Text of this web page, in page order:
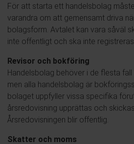
För att starta ett handelsbolag
varandra om att gemensamt driva
bolagsform. Avtalet kan vara såväl
inte offentligt och ska inte
Revisor och bokföring
Handelsbolag behöver i de flesta fall
men alla handelsbolag är
bolaget uppfyller vissa specifika
årsredovisning upprättas och
Årsredovisningen blir offentlig.
Skatter och moms